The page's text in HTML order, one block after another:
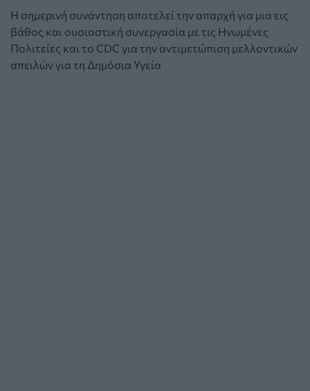
Η σημερινή συνάντηση αποτελεί την απαρχή για μια εις
βάθος και ουσιαστική συνεργασία με τις Ηνωμένες
Πολιτείες και το CDC για την αντιμετώπιση μελλοντικών
απειλών για τη Δημόσια Υγεία